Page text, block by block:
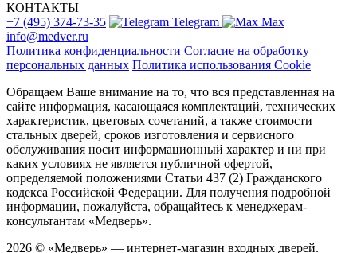
КОНТАКТЫ
+7 (495) 374-73-35
Telegram
Max
info@medver.ru
Политика конфиденциальности Согласие на обработку
персональных данных Политика использования Cookie
Обращаем Ваше внимание на то, что вся представленная на
сайте информация, касающаяся комплектаций, технических
характеристик, цветовых сочетаний, а также стоимости
стальных дверей, сроков изготовления и сервисного
обслуживания носит информационный характер и ни при
каких условиях не является публичной офертой,
определяемой положениями Статьи 437 (2) Гражданского
кодекса Российской Федерации. Для получения подробной
информации, пожалуйста, обращайтесь к менеджерам-
консультантам «Медверь».
2026 © «Медверь» — интернет-магазин входных дверей.